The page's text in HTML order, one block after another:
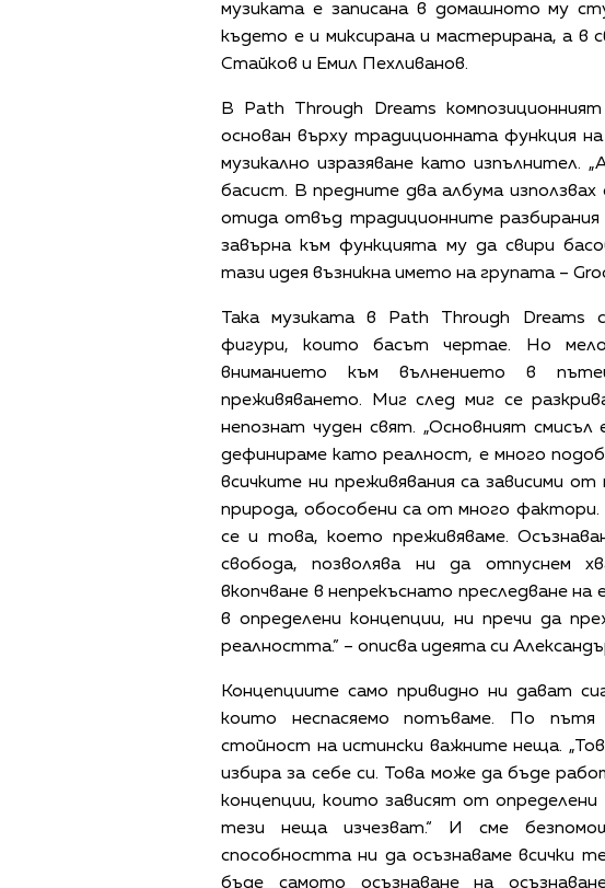
музиката е записана в домашното му
където е и миксирана и мастерирана, а
Стайков и Емил Пехливанов.
В Path Through Dreams
основан върху традиционната функция
музикално изразяване като изпълнител.
басист. В предните два албума
отида отвъд традиционните разбирания
завърна към функцията му да свири
тази идея възникна името на групата –
Така музиката в Path Through Dreams
фигури, които басът чертае. Но
вниманието към вълнението в
преживяването. Миг след миг се
непознат чуден свят. „Основният
дефинираме като реалност, е много
всичките ни преживявания са зависими
природа, обособени са от много
се и това, което преживяваме.
свобода, позволява ни да отпуснем
вкопчване в непрекъснато преследване
в определени концепции, ни пречи да
реалността.” – описва идеята си
Концепциите само привидно ни дават
които неспасяемо потъваме. По пътя
стойност на истински важните неща.
избира за себе си. Това може да бъде
концепции, които зависят от
тези неща изчезват.“ И сме
способността ни да осъзнаваме всички
бъде самото осъзнаване на